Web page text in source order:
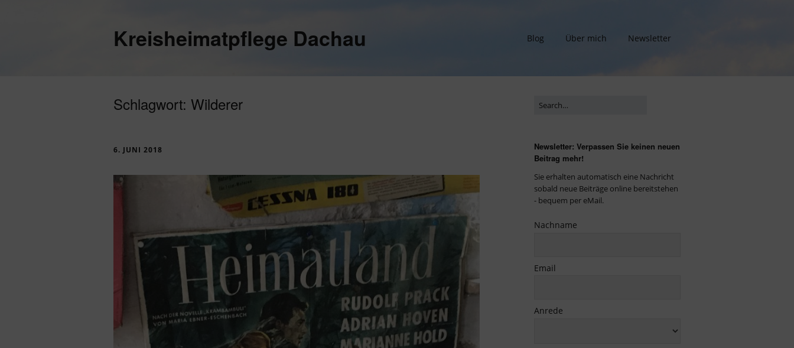
Kreisheimatpflege Dachau Blog Über mich Newsletter
Schlagwort: Wilderer
6. JUNI 2018
Newsletter: Verpassen Sie keinen neuen
Beitrag mehr!
Sie erhalten automatisch eine Nachricht
sobald neue Beiträge online bereitstehen
- bequem per eMail.
Nachname
Email
Anrede